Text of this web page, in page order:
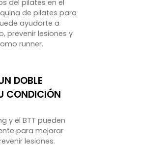
del pilates en el
de pilates para
ayudarte a
prevenir lesiones y
runner.
DOBLE
CONDICIÓN
y el BTT pueden
para mejorar
lesiones.